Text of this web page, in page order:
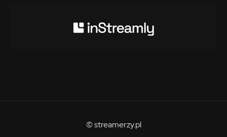
© streamerzy.pl